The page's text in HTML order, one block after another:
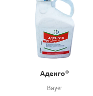
Аденго®
Bayer